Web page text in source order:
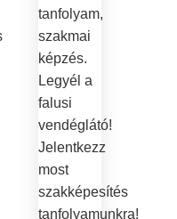
tanfolyam,
szakmai
képzés.
Legyél a
falusi
vendéglátó!
Jelentkezz
most
szakképesítés
tanfolyamunkra!